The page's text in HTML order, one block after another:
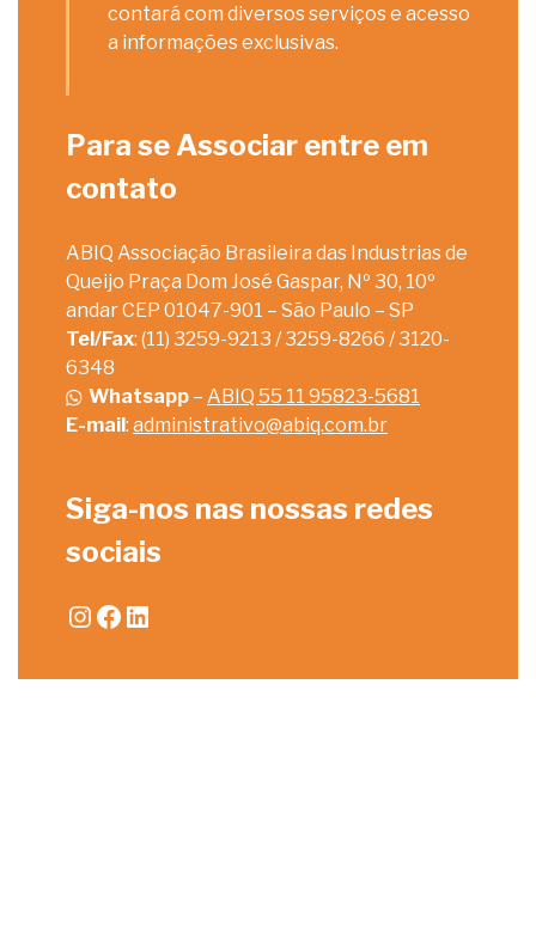
contará com diversos serviços e acesso
a informações exclusivas.
Para se Associar entre em
contato
ABIQ Associação Brasileira das Industrias de
Queijo Praça Dom José Gaspar, Nº 30, 10º
andar CEP 01047-901 – São Paulo – SP
Tel/Fax: (11) 3259-9213 / 3259-8266 / 3120-
6348
Whatsapp – ABIQ 55 11 95823-5681
E-mail: administrativo@abiq.com.br
Siga-nos nas nossas redes
sociais
Instagram
Facebook
LinkedIn